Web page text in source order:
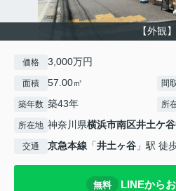
【外観】
価格 3,000万円
面積 57.00㎡ 間
築年数 築43年 所
所在地 神奈川県横浜市南区井土ケ
交通 京急本線 「井土ヶ谷 」駅 徒
無料 LINEから